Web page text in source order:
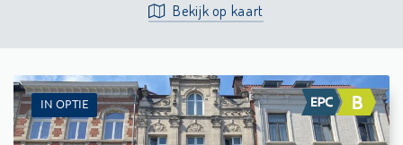
Bekijk op kaart
IN OPTIE